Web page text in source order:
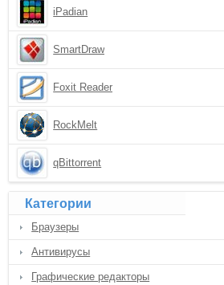
iPadian
SmartDraw
Foxit Reader
RockMelt
qBittorrent
Категории
Браузеры
Антивирусы
Графические редакторы